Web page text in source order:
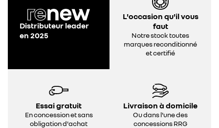
Distributeur leader
en 2025
L'occasion qu'il vous
faut
Notre stock toutes
marques reconditionné
et certifié
Essai gratuit
En concession et sans
obligation d'achat
Livraison à domicile
Ou dans l'une des
concessions RRG